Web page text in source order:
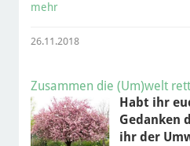
mehr
26.11.2018
Zusammen die (Um)welt
Habt ihr
Gedanken
ihr der